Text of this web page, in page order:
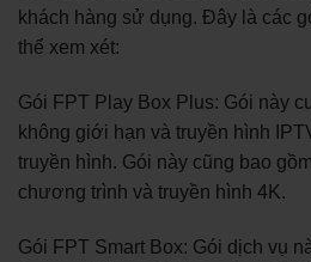
khách hàng sử dụng. Đây là các
thể xem xét:
Gói FPT Play Box Plus: Gói này
không giới hạn và truyền hình
truyền hình. Gói này cũng bao
chương trình và truyền hình 4K.
Gói FPT Smart Box: Gói dịch vụ